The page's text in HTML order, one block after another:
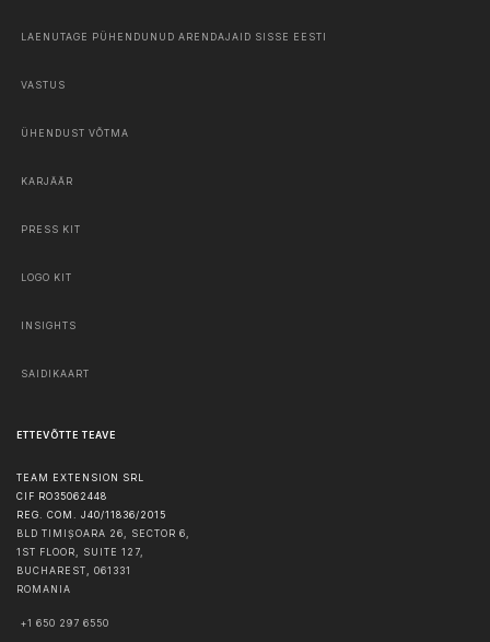
LAENUTAGE PÜHENDUNUD ARENDAJAID SISSE EESTI
VASTUS
ÜHENDUST VÕTMA
KARJÄÄR
PRESS KIT
LOGO KIT
INSIGHTS
SAIDIKAART
ETTEVÕTTE TEAVE
TEAM EXTENSION SRL
CIF RO35062448
REG. COM. J40/11836/2015
BLD TIMIȘOARA 26, SECTOR 6,
1ST FLOOR, SUITE 127,
BUCHAREST, 061331
ROMANIA
+1 650 297 6550